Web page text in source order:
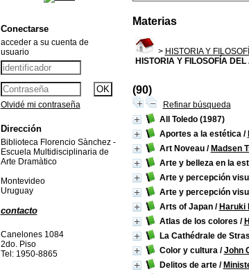
Materias
> HISTORIA Y
HISTORIA Y FILOSOFÍA DEL
(90)
Refinar búsqueda
All Toledo(1987)
Aportes a la estética/
Art Noveau/ Madsen
Arte y belleza en la
Arte y percepción
Arte y percepción
Arts of Japan/ Haruki
Atlas de los colores /
La Cathédrale de
Color y cultura/John
Delitos de arte/
Conectarse
acceder a su cuenta de
usuario
Olvidé mi contraseña
Dirección
Biblioteca Florencio Sànchez -
Escuela Multidisciplinaria de
Arte Dramàtico
Montevideo
Uruguay
contacto
Canelones 1084
2do. Piso
Tel: 1950-8865